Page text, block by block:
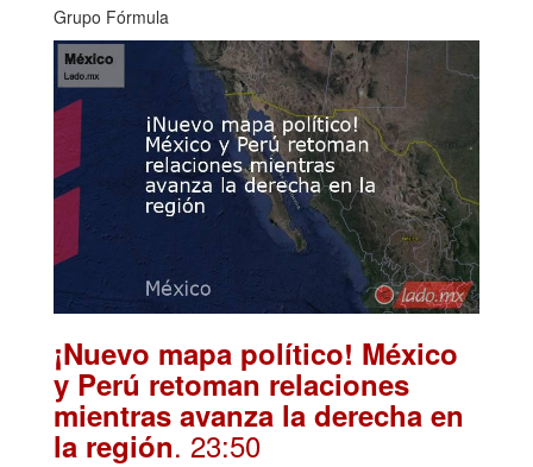
Grupo Fórmula
¡Nuevo mapa político! México
y Perú retoman relaciones
mientras avanza la derecha en
la región. 23:50